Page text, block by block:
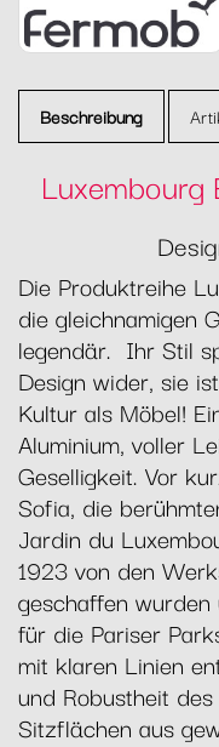
Beschreibung
Luxembourg
Die Produktreihe
die gleichnamigen
legendär. Ihr Stil
Design wider, sie
Kultur als Möbel!
Aluminium, voller
Geselligkeit. Vor
Sofia, die
Jardin du
1923 von den
geschaffen
für die Pariser
mit klaren Linien
und Robustheit
Sitzflächen aus